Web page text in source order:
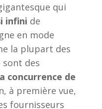
qui
infini de
en mode
la plupart des
des
concurrence de
à première vue,
fournisseurs